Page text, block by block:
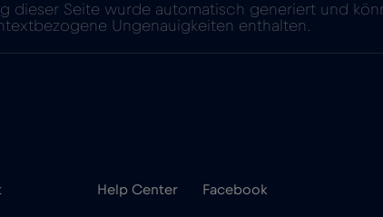
dieser Seite wurde automatisch generiert und
Ungenauigkeiten enthalten.
Help Center Facebook